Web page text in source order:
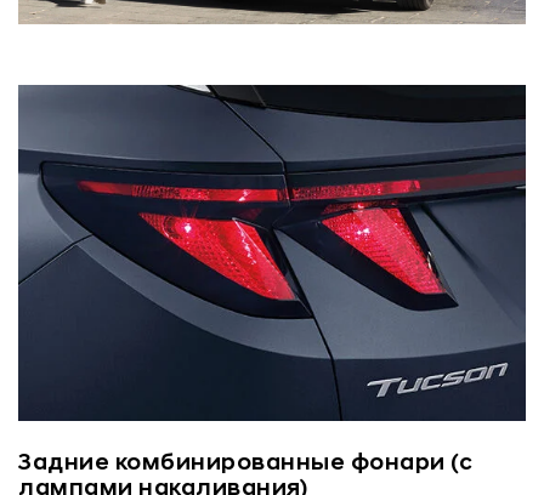
Задние комбинированные фонари (с
лампами накаливания)